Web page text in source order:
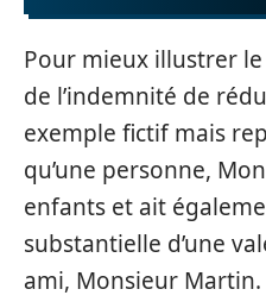
Pour mieux illustrer
de l’indemnité de
exemple fictif mais
qu’une personne,
enfants et ait
substantielle d’une
ami, Monsieur Martin.